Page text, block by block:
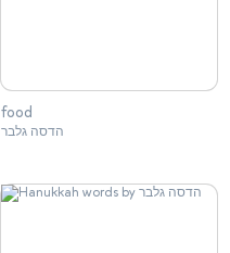
food
הדסה גלבר